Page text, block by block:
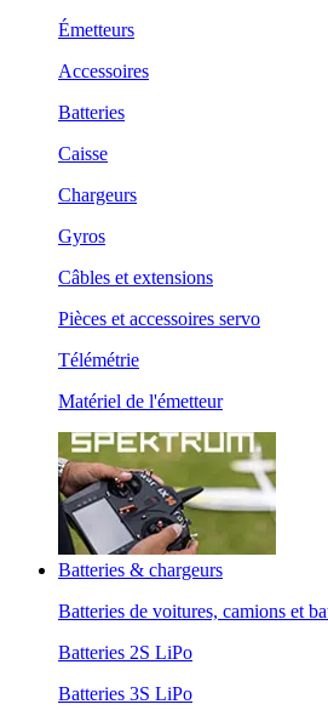
Émetteurs
Accessoires
Batteries
Caisse
Chargeurs
Gyros
Câbles et extensions
Pièces et accessoires servo
Télémétrie
Matériel de l'émetteur
Batteries & chargeurs
Batteries de voitures, camions et
Batteries 2S LiPo
Batteries 3S LiPo